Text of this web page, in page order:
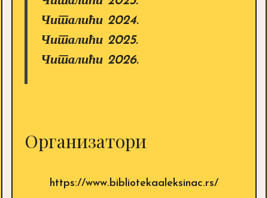
Читалићи 2024.
Читалићи 2025.
Читалићи 2026.
Организатори
https://www.bibliotekaaleksinac.rs/